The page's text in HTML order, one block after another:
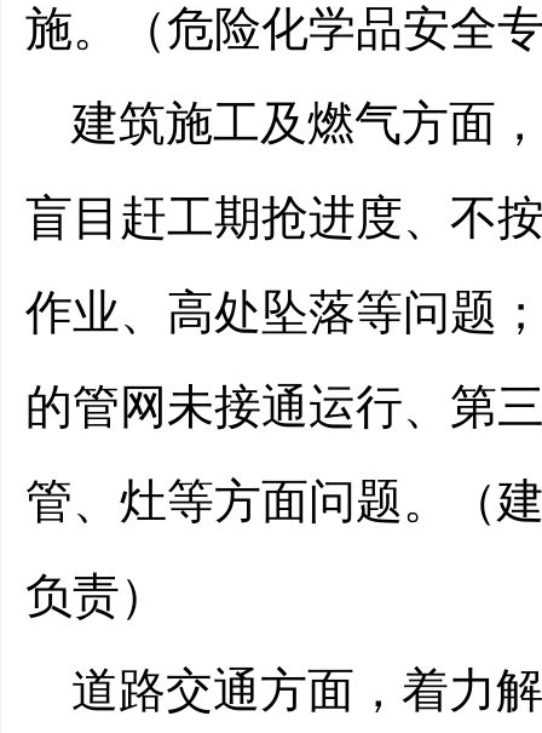
施。（危险化学品安全
建筑施工及燃气方面，
盲目赶工期抢进度、不
作业、高处坠落等问题
的管网未接通运行、第
管、灶等方面问题。（
负责）
道路交通方面， 着力